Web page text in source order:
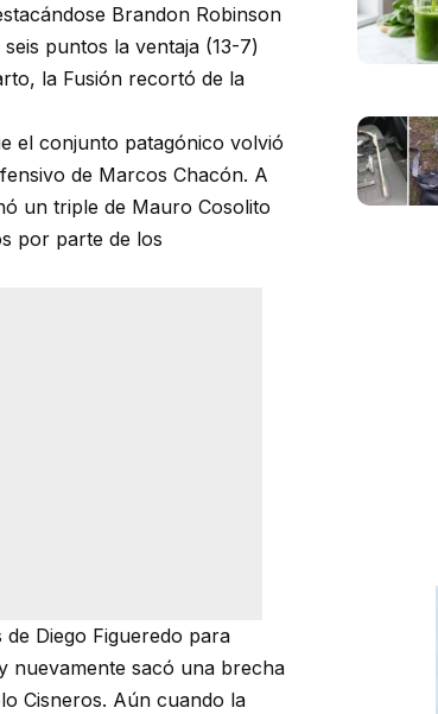
Brandon Robinson
puntos la ventaja (13-7)
la Fusión recortó de la
el conjunto patagónico volvió
de Marcos Chacón. A
un triple de Mauro Cosolito
por parte de los
Diego Figueredo para
nuevamente sacó una brecha
Cisneros. Aún cuando la